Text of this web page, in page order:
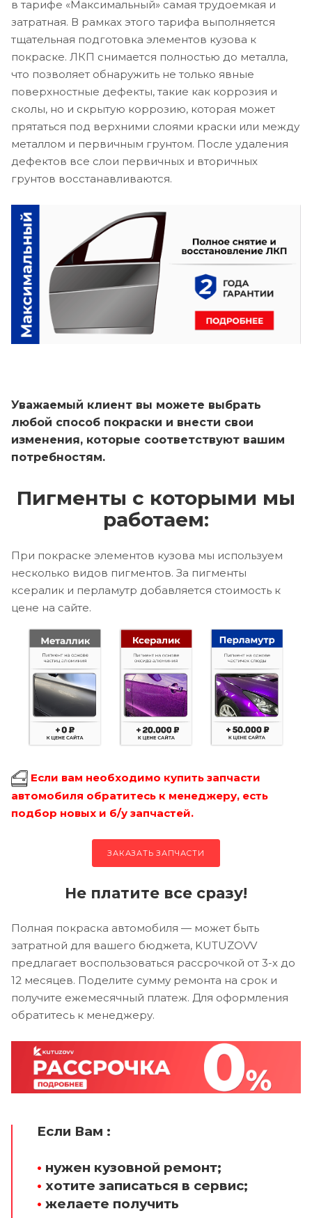
в тарифе «Максимальный» самая трудоемкая и
затратная. В рамках этого тарифа выполняется
тщательная подготовка элементов кузова к
покраске. ЛКП снимается полностью до металла,
что позволяет обнаружить не только явные
поверхностные дефекты, такие как коррозия и
сколы, но и скрытую коррозию, которая может
прятаться под верхними слоями краски или между
металлом и первичным грунтом. После удаления
дефектов все слои первичных и вторичных
грунтов восстанавливаются.
Уважаемый клиент вы можете выбрать
любой способ покраски и внести свои
изменения, которые соответствуют вашим
потребностям.
Пигменты с которыми мы
работаем:
При покраске элементов кузова мы используем
несколько видов пигментов. За пигменты
ксералик и перламутр добавляется стоимость к
цене на сайте.
Если вам необходимо купить запчасти
автомобиля обратитесь к менеджеру, есть
подбор новых и б/у запчастей.
ЗАКАЗАТЬ ЗАПЧАСТИ
Не платите все сразу!
Полная покраска автомобиля — может быть
затратной для вашего бюджета, KUTUZOVV
предлагает воспользоваться рассрочкой от 3-х до
12 месяцев. Поделите сумму ремонта на срок и
получите ежемесячный платеж. Для оформления
обратитесь к менеджеру.
Если Вам :
• нужен кузовной ремонт;
• хотите записаться в сервис;
• желаете получить